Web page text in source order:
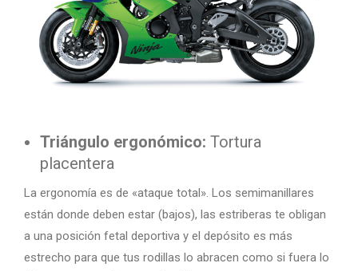
Triángulo ergonómico: Tortura
placentera
La ergonomía es de «ataque total». Los semimanillares
están donde deben estar (bajos), las estriberas te obligan
a una posición fetal deportiva y el depósito es más
estrecho para que tus rodillas lo abracen como si fuera lo